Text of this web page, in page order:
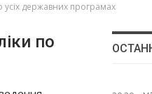
усіх державних програмах
по